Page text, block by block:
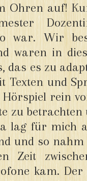
Ohren auf!
war. Wir
waren in
das es zu
Texten und
rein
zu
lag für mich
und so
Zeit
kam.